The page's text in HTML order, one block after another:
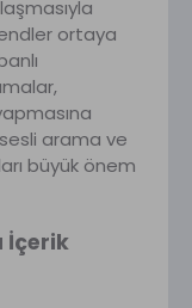
ortaya
arama ve
büyük önem
İçerik